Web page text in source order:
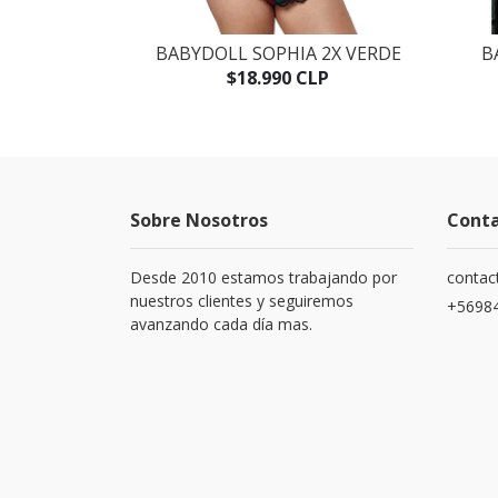
BABYDOLL SOPHIA 2X VERDE
$18.990 CLP
Sobre Nosotros
Desde 2010 estamos trabajando por
nuestros clientes y seguiremos
avanzando cada día mas.